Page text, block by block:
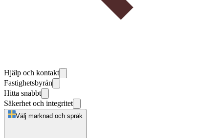
Hjälp och kontakt
Fastighetsbyrån
Hitta snabbt
Säkerhet och integritet
Välj marknad och språk